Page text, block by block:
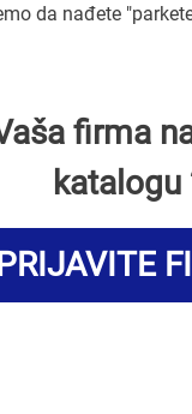
da nađete
firma
katalogu